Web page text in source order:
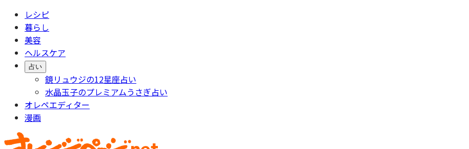
レシピ
暮らし
美容
ヘルスケア
占い
鏡リュウジの12星座占い
水晶玉子のプレミアムうさぎ占い
オレペエディター
漫画